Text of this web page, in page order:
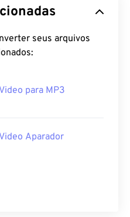
seus arquivos
Video para MP3
Video Aparador